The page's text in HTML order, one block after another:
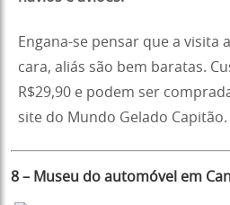
Engana-se pensar que a visita
cara, aliás são bem baratas.
R$29,90 e podem ser
site do Mundo Gelado Capitão.
8 – Museu do automóvel em